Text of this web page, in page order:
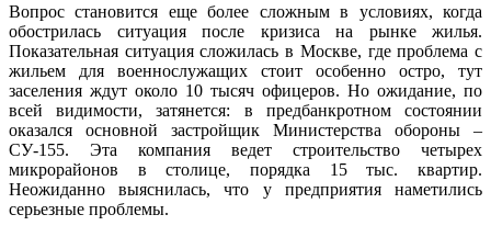
Вопрос становится еще более сложным в условиях, когда
обострилась ситуация после кризиса на рынке жилья.
Показательная ситуация сложилась в Москве, где проблема с
жильем для военнослужащих стоит особенно остро, тут
заселения ждут около 10 тысяч офицеров. Но ожидание, по
всей видимости, затянется: в предбанкротном состоянии
оказался основной застройщик Министерства обороны –
СУ-155. Эта компания ведет строительство четырех
микрорайонов в столице, порядка 15 тыс. квартир.
Неожиданно выяснилась, что у предприятия наметились
серьезные проблемы.